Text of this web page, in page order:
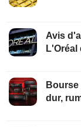
Avis
L'Oréal
dur,